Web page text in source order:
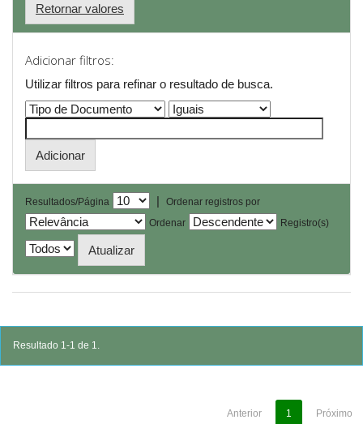
Retornar valores
Adicionar filtros:
Utilizar filtros para refinar o resultado de busca.
Resultados/Página |
Ordenar registros por
Ordenar
Registro(s)
Resultado 1-1 de 1.
Anterior 1 Próximo